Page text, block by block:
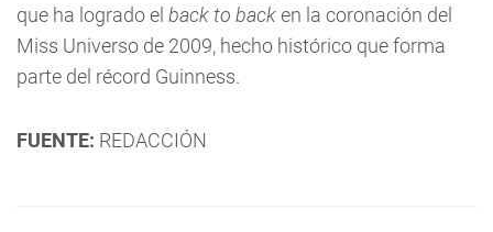
que ha logrado el back to backen la coronación del
Miss Universo de 2009, hecho histórico que forma
parte del récord Guinness.
FUENTE: REDACCIÓN